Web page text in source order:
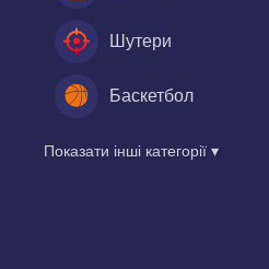
Шутери
Баскетбол
Показати інші категорії ▾